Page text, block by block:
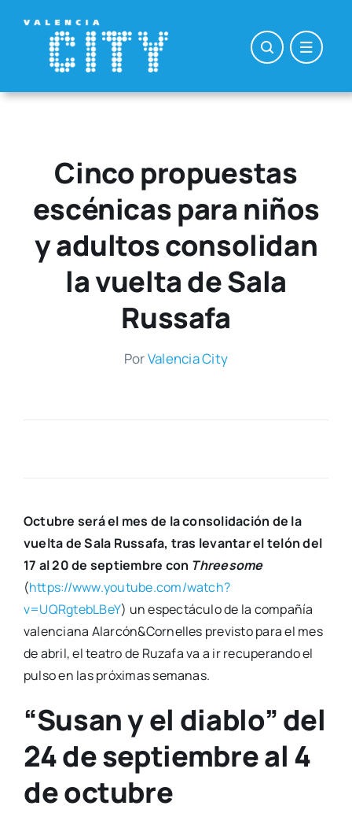
contenido
Cinco propuestas
escénicas para niños
y adultos consolidan
la vuelta de Sala
Russafa
PorValen­cia City
Octu­bre será el mes de la con­so­li­da­ción de la
vuel­ta de Sala Rus­sa­fa, tras levan­tar el telón del
17 al 20 de sep­tiem­bre con Three­so­me
(https://www.youtube.com/watch?
v=UQRgtebLBeY) un espec­tácu­lo de la com­pa­ñía
valen­cia­na Alarcón&Cornelles pre­vis­to para el mes
de abril, el tea­tro de Ruza­fa va a ir recu­pe­ran­do el
pul­so en las pró­xi­mas sema­nas.
“Susan y el diablo” del
24 de septiembre al 4
de octubre